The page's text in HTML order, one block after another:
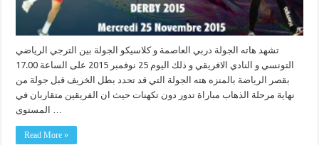
تشهد هاته الجولة دربي العاصمة و كلاسيكو الجولة بين الترجي الرياضي
التونسي و النادي الافريقي و ذلك اليوم 25 نوفمبر 2015 على الساعة 17.00
بقصر الرياضة بالمنزه هته الجولة التي قد تحدد بطل الخريف قبل جولة من
نهاية مرحلة الذهاب مباراة تدور دون تكهنات حيث ان الفريقين متقاربان في
Read More »